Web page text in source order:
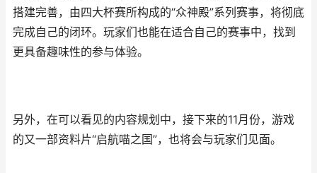
搭建完善，由四大杯赛所构成的“众神殿”系列赛事，将彻底
完成自己的闭环。玩家们也能在适合自己的赛事中，找到
更具备趣味性的参与体验。
另外，在可以看见的内容规划中，接下来的11月份，游戏
的又一部资料片“启航喵之国”，也将会与玩家们见面。